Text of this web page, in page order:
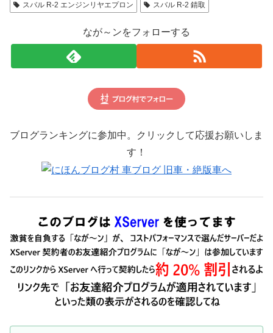
スバル R-2 エンジンリヤエプロン スバル R-2 錆取
なが～ンをフォローする
ブログランキングに参加中。クリックして応援お願いしま
す！